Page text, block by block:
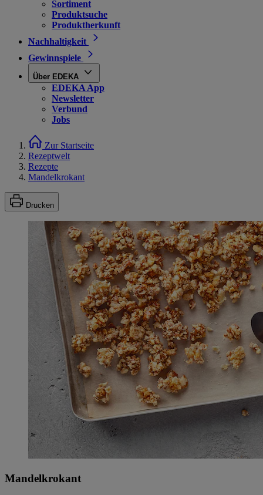
Sortiment
Produktsuche
Produktherkunft
Nachhaltigkeit
Gewinnspiele
Über EDEKA
EDEKA App
Newsletter
Verbund
Jobs
Zur Startseite
Rezeptwelt
Rezepte
Mandelkrokant
Drucken
Mandelkrokant